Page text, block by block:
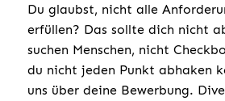
Du glaubst, nicht alle
erfüllen? Das sollte dich nicht
suchen Menschen, nicht
du nicht jeden Punkt abhaken
uns über deine Bewerbung.